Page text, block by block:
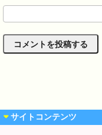
サイトコンテンツ